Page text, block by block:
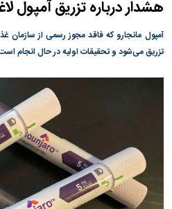
هشدار درباره تزریق آمپول
آمپول مانجارو که فاقد مجوز رسمی از سازمان
تزریق می‌شود و تحقیقات اولیه در حال انجام